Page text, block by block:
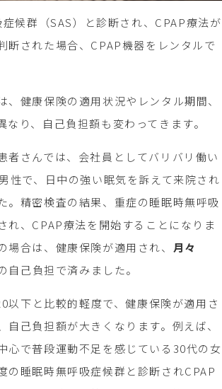
候群（SAS）と診断され、CPAP療法が
断された場合、CPAP機器をレンタルで
、健康保険の適用状況やレンタル期間、
なり、自己負担額も変わってきます。
者さんでは、会社員としてバリバリ働い
性で、日中の強い眠気を訴えて来院され
。精密検査の結果、重症の睡眠時無呼吸
れ、CPAP療法を開始することになりま
場合は、健康保険が適用され、 月々
自己負担で済みました。
以下と比較的軽度で、健康保険が適用さ
自己負担額が大きくなります。例えば、
心で普段運動不足を感じている30代の女
の睡眠時無呼吸症候群と診断されCPAP